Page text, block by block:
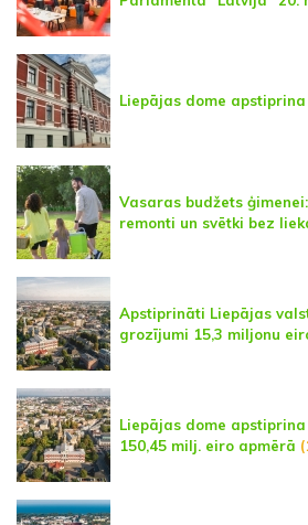
Liepājas dome
Vasaras budžets
remonti un svētki bez
Apstiprināti Liepājas
grozījumi 15,3 miljonu
Liepājas dome
150,45 milj. eiro apmērā